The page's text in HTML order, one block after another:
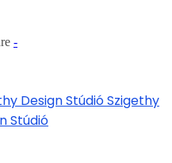
-
Design StúdióSzigethy
Stúdió